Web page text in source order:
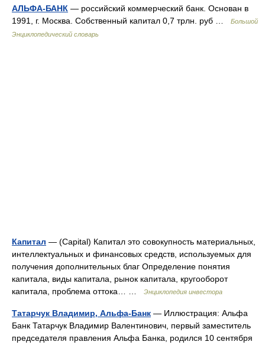
АЛЬФА-БАНК — российский коммерческий банк. Основан в
1991, г. Москва. Собственный капитал 0,7 трлн. руб …
Большой
Энциклопедический словарь
Капитал — (Capital) Капитал это совокупность материальных,
интеллектуальных и финансовых средств, используемых для
получения дополнительных благ Определение понятия
капитала, виды капитала, рынок капитала, кругооборот
капитала, проблема оттока… …
Энциклопедия инвестора
Татарчук Владимир, Альфа-Банк — Иллюстрация: Альфа
Банк Татарчук Владимир Валентинович, первый заместитель
председателя правления Альфа Банка, родился 10 сентября